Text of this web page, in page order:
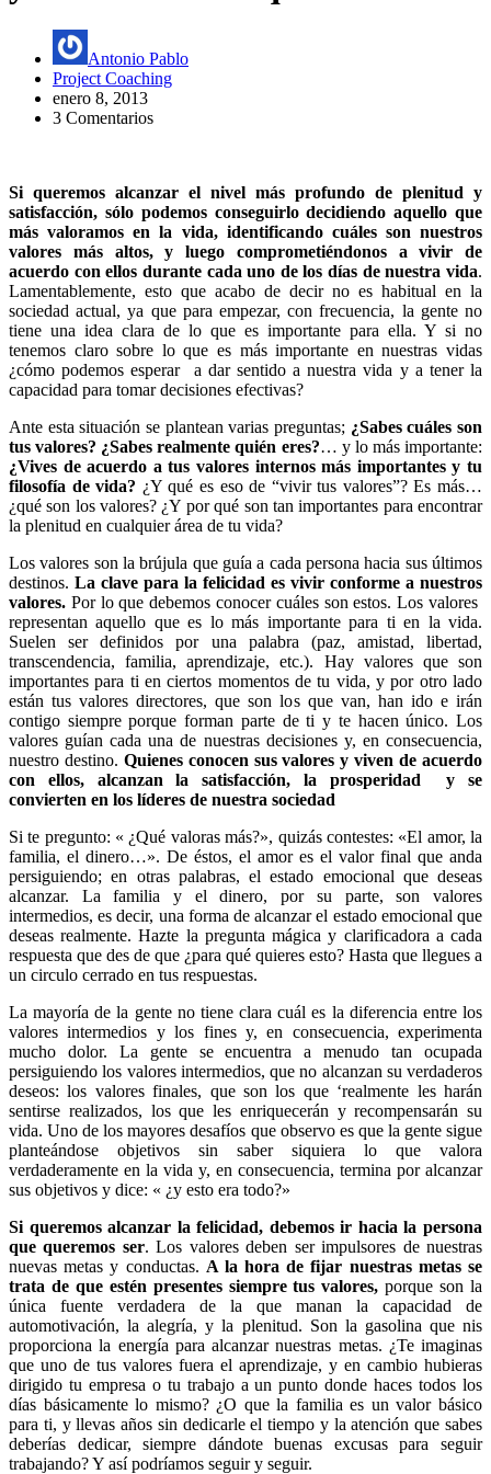
Antonio Pablo
Project Coaching
enero 8, 2013
3 Comentarios
Si queremos alcanzar el nivel más profundo de plenitud y
satisfacción, sólo podemos conseguirlo decidiendo aquello que
más valoramos en la vida, identificando cuáles son nuestros
valores más altos, y luego comprometiéndonos a vivir de
acuerdo con ellos durante cada uno de los días de nuestra vida.
Lamentablemente, esto que acabo de decir no es habitual en la
sociedad actual, ya que para empezar, con frecuencia, la gente no
tiene una idea clara de lo que es importante para ella. Y si no
tenemos claro sobre lo que es más importante en nuestras vidas
¿cómo podemos esperar a dar sentido a nuestra vida y a tener la
capacidad para tomar decisiones efectivas?
Ante esta situación se plantean varias preguntas; ¿Sabes cuáles son
tus valores? ¿Sabes realmente quién eres?… y lo más importante:
¿Vives de acuerdo a tus valores internos más importantes y tu
filosofía de vida? ¿Y qué es eso de “vivir tus valores”? Es más…
¿qué son los valores? ¿Y por qué son tan importantes para encontrar
la plenitud en cualquier área de tu vida?
Los valores son la brújula que guía a cada persona hacia sus últimos
destinos. La clave para la felicidad es vivir conforme a nuestros
valores. Por lo que debemos conocer cuáles son estos. Los valores
representan aquello que es lo más importante para ti en la vida.
Suelen ser definidos por una palabra (paz, amistad, libertad,
transcendencia, familia, aprendizaje, etc.). Hay valores que son
importantes para ti en ciertos momentos de tu vida, y por otro lado
están tus valores directores, que son los que van, han ido e irán
contigo siempre porque forman parte de ti y te hacen único. Los
valores guían cada una de nuestras decisiones y, en consecuencia,
nuestro destino. Quienes conocen sus valores y viven de acuerdo
con ellos, alcanzan la satisfacción, la prosperidad y se
convierten en los líderes de nuestra sociedad
Si te pregunto: « ¿Qué valoras más?», quizás contestes: «El amor, la
familia, el dinero…». De éstos, el amor es el valor final que anda
persiguiendo; en otras palabras, el estado emocional que deseas
alcanzar. La familia y el dinero, por su parte, son valores
intermedios, es decir, una forma de alcanzar el estado emocional que
deseas realmente. Hazte la pregunta mágica y clarificadora a cada
respuesta que des de que ¿para qué quieres esto? Hasta que llegues a
un circulo cerrado en tus respuestas.
La mayoría de la gente no tiene clara cuál es la diferencia entre los
valores intermedios y los fines y, en consecuencia, experimenta
mucho dolor. La gente se encuentra a menudo tan ocupada
persiguiendo los valores intermedios, que no alcanzan su verdaderos
deseos: los valores finales, que son los que ‘realmente les harán
sentirse realizados, los que les enriquecerán y recompensarán su
vida. Uno de los mayores desafíos que observo es que la gente sigue
planteándose objetivos sin saber siquiera lo que valora
verdaderamente en la vida y, en consecuencia, termina por alcanzar
sus objetivos y dice: « ¿y esto era todo?»
Si queremos alcanzar la felicidad, debemos ir hacia la persona
que queremos ser. Los valores deben ser impulsores de nuestras
nuevas metas y conductas. A la hora de fijar nuestras metas se
trata de que estén presentes siempre tus valores, porque son la
única fuente verdadera de la que manan la capacidad de
automotivación, la alegría, y la plenitud. Son la gasolina que nis
proporciona la energía para alcanzar nuestras metas. ¿Te imaginas
que uno de tus valores fuera el aprendizaje, y en cambio hubieras
dirigido tu empresa o tu trabajo a un punto donde haces todos los
días básicamente lo mismo? ¿O que la familia es un valor básico
para ti, y llevas años sin dedicarle el tiempo y la atención que sabes
deberías dedicar, siempre dándote buenas excusas para seguir
trabajando? Y así podríamos seguir y seguir.